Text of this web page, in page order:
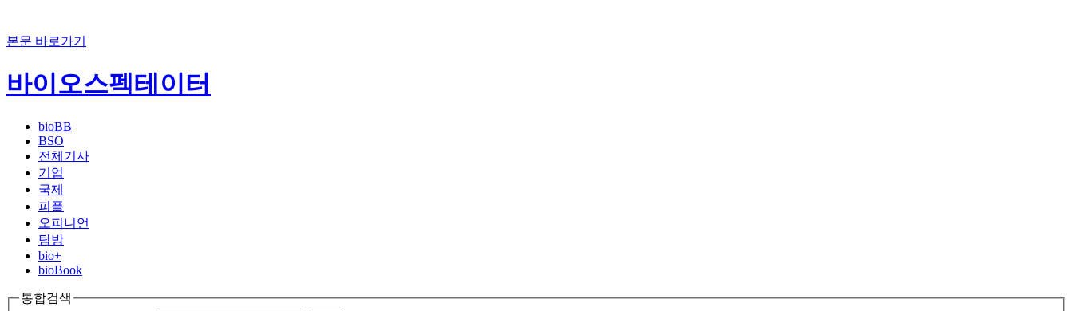
본문 바로가기
바이오스펙테이터
bioBB
BSO
전체기사
기업
국제
피플
오피니언
탐방
bio+
bioBook
통합검색